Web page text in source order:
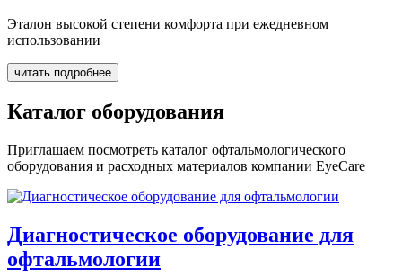
Эталон высокой степени комфорта при ежедневном
использовании
читать подробнее
Каталог оборудования
Приглашаем посмотреть каталог офтальмологического
оборудования и расходных материалов компании EyeCare
Диагностическое оборудование для
офтальмологии